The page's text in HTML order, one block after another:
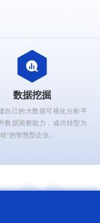
数据挖掘
自己的大数据可视化分析平
数据洞察能力，成功转型为
”的智慧型企业。